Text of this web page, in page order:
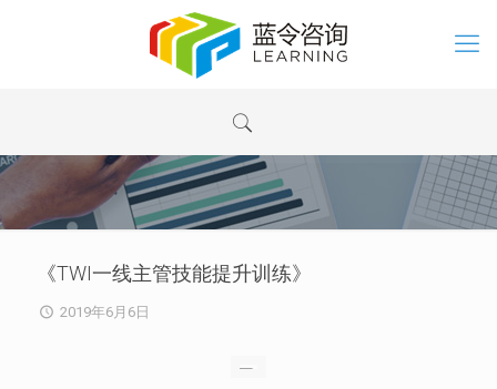
《TWI一线主管技能提升训练》
2019年6月6日